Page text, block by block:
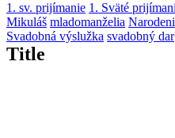
1. sv. prijímanie 1. Sväté
Mikuláš mladomanželia
Svadobná výslužka svadobný dar
Title